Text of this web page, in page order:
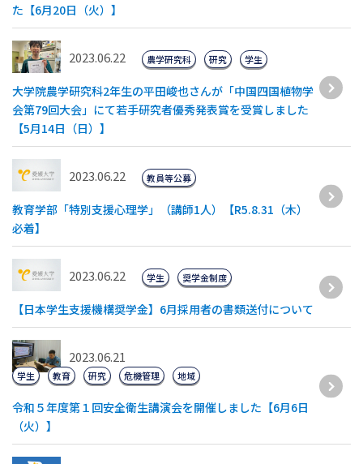
た【6月20日（火）】
2023.06.22
大学院農学研究科2年生の平田峻也さんが「中国四国植物学
会第79回大会」にて若手研究者優秀発表賞を受賞しました
【5月14日（日）】
農学研究科 研究 学生
2023.06.22
教育学部「特別支援心理学」（講師1人）【R5.8.31（木）
必着】
教員等公募
2023.06.22
【日本学生支援機構奨学金】6月採用者の書類送付について
学生 奨学金制度
2023.06.21
令和５年度第１回安全衛生講演会を開催しました【6月6日
（火）】
学生 教育 研究 危機管理 地域